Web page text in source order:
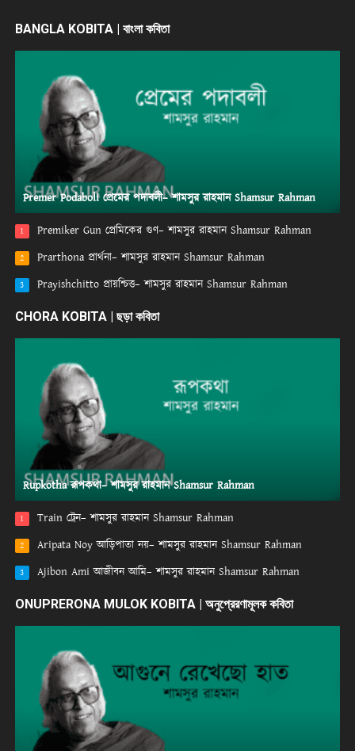
BANGLA KOBITA | বাংলা কবিতা
Premer Podaboli প্রেমের পদাবলী– শামসুর রাহমান Shamsur Rahman
1 Premiker Gun প্রেমিকের গুণ– শামসুর রাহমান Shamsur Rahman
2 Prarthona প্রার্থনা– শামসুর রাহমান Shamsur Rahman
3 Prayishchitto প্রায়শ্চিত্ত– শামসুর রাহমান Shamsur Rahman
CHORA KOBITA | ছড়া কবিতা
Rupkotha রূপকথা– শামসুর রাহমান Shamsur Rahman
1 Train ট্রেন– শামসুর রাহমান Shamsur Rahman
2 Aripata Noy আড়িপাতা নয়– শামসুর রাহমান Shamsur Rahman
3 Ajibon Ami আজীবন আমি– শামসুর রাহমান Shamsur Rahman
ONUPRERONA MULOK KOBITA | অনুপ্রেরণামূলক কবিতা